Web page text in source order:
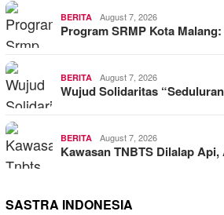
BERITA August 7, 2026
Program SRMP Kota
BERITA August 7, 2026
Wujud Solidaritas
BERITA August 7, 2026
Kawasan TNBTS Dilalap
SASTRA INDONESIA